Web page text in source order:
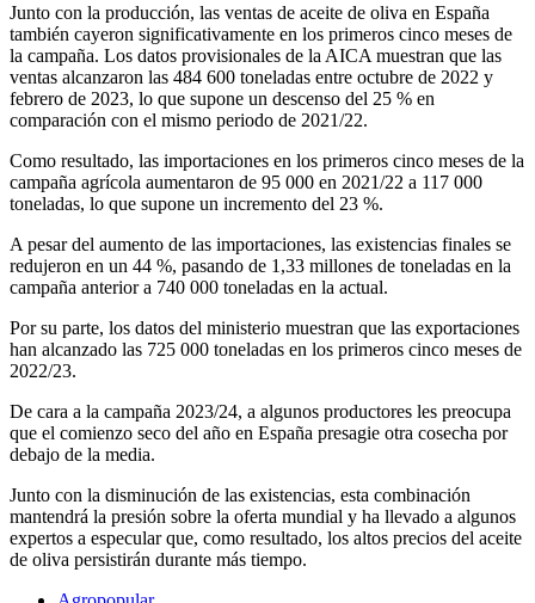
Junto con la producción, las ventas de aceite de oliva en España
también cayeron significativamente en los primeros cinco meses de
la campaña. Los datos provisionales de la AICA muestran que las
ventas alcanzaron las 484 600 toneladas entre octubre de 2022 y
febrero de 2023, lo que supone un descenso del 25 % en
comparación con el mismo periodo de 2021/22.
Como resultado, las importaciones en los primeros cinco meses de la
campaña agrícola aumentaron de 95 000 en 2021/22 a 117 000
toneladas, lo que supone un incremento del 23 %.
A pesar del aumento de las importaciones, las existencias finales se
redujeron en un 44 %, pasando de 1,33 millones de toneladas en la
campaña anterior a 740 000 toneladas en la actual.
Por su parte, los datos del ministerio muestran que las exportaciones
han alcanzado las 725 000 toneladas en los primeros cinco meses de
2022/23.
De cara a la campaña 2023/24, a algunos productores les preocupa
que el comienzo seco del año en España presagie otra cosecha por
debajo de la media.
Junto con la disminución de las existencias, esta combinación
mantendrá la presión sobre la oferta mundial y ha llevado a algunos
expertos a especular que, como resultado, los altos precios del aceite
de oliva persistirán durante más tiempo.